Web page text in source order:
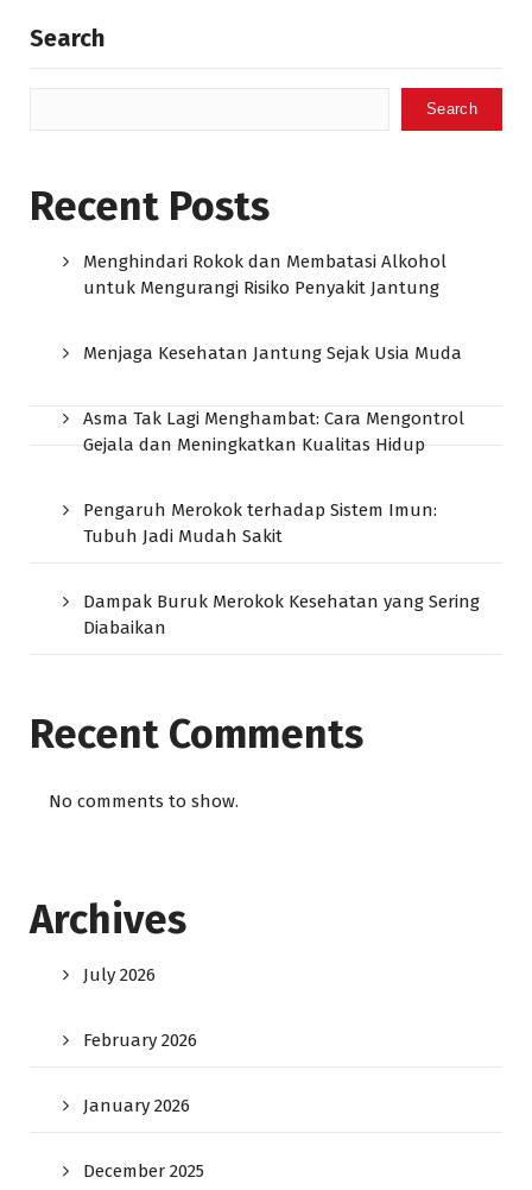
Search
Search
Recent Posts
Menghindari Rokok dan Membatasi Alkohol
untuk Mengurangi Risiko Penyakit Jantung
Menjaga Kesehatan Jantung Sejak Usia Muda
Asma Tak Lagi Menghambat: Cara Mengontrol
Gejala dan Meningkatkan Kualitas Hidup
Pengaruh Merokok terhadap Sistem Imun:
Tubuh Jadi Mudah Sakit
Dampak Buruk Merokok Kesehatan yang Sering
Diabaikan
Recent Comments
No comments to show.
Archives
July 2026
February 2026
January 2026
December 2025